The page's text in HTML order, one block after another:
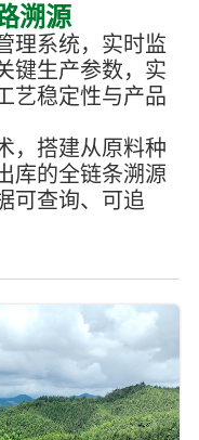
溯源
系统，实时监
键生产参数，实
艺稳定性与产品
搭建从原料种
库的全链条溯源
可查询、可追